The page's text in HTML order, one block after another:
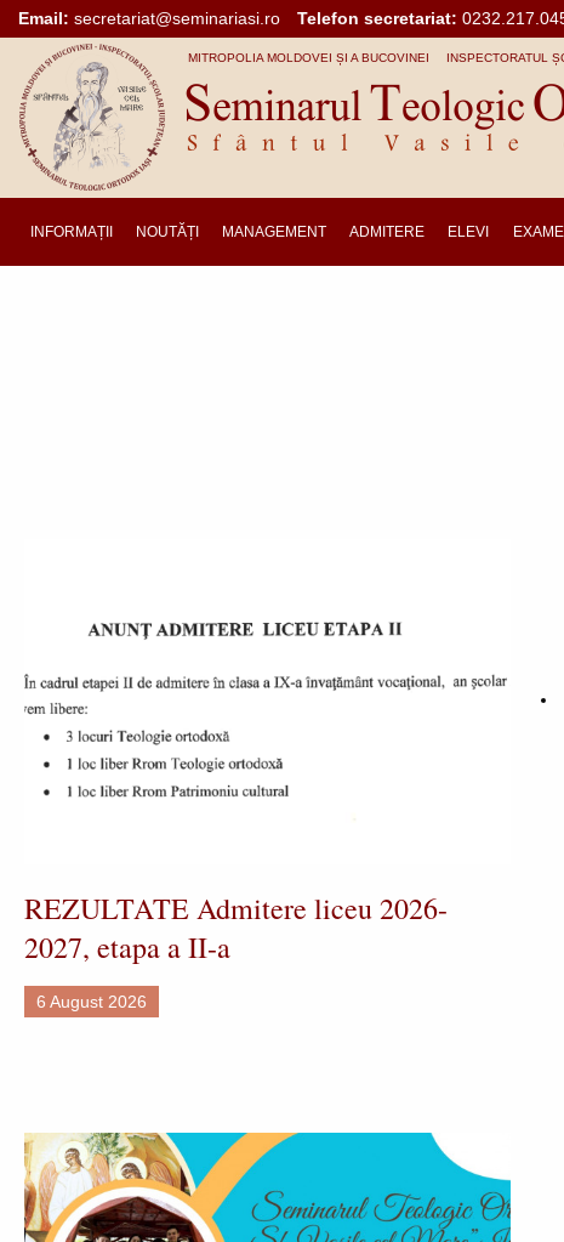
Mergi la conţinutul principal
Email: secretariat@seminariasi.ro Telefon secretariat:
MITROPOLIA MOLDOVEI ȘI A BUCOVINEI INSPECTORATUL
Main
INFORMAȚII NOUTĂȚI MANAGEMENT ADMITERE ELEVI
REZULTATE Admitere liceu 2026-
2027, etapa a II-a
6 August 2026